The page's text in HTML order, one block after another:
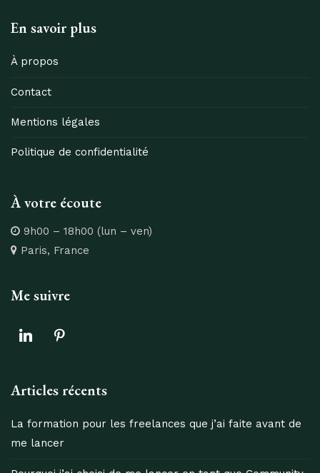
En savoir plus
À propos
Contact
Mentions légales
Politique de confidentialité
À votre écoute
9h00 – 18h00 (lun – ven)
Paris, France
Me suivre
linkedin pinterest
Articles récents
La formation pour les freelances que j’ai faite avant de
me lancer